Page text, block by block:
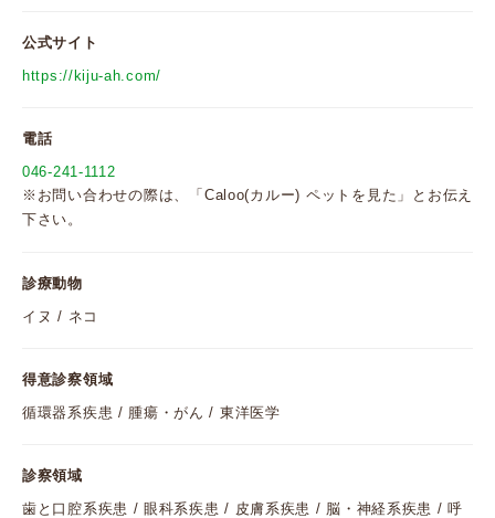
公式サイト
https://kiju-ah.com/
電話
046-241-1112
※お問い合わせの際は、「Caloo(カルー) ペットを見た」とお伝え
下さい。
診療動物
イヌ / ネコ
得意診察領域
循環器系疾患 / 腫瘍・がん / 東洋医学
診察領域
歯と口腔系疾患 / 眼科系疾患 / 皮膚系疾患 / 脳・神経系疾患 / 呼